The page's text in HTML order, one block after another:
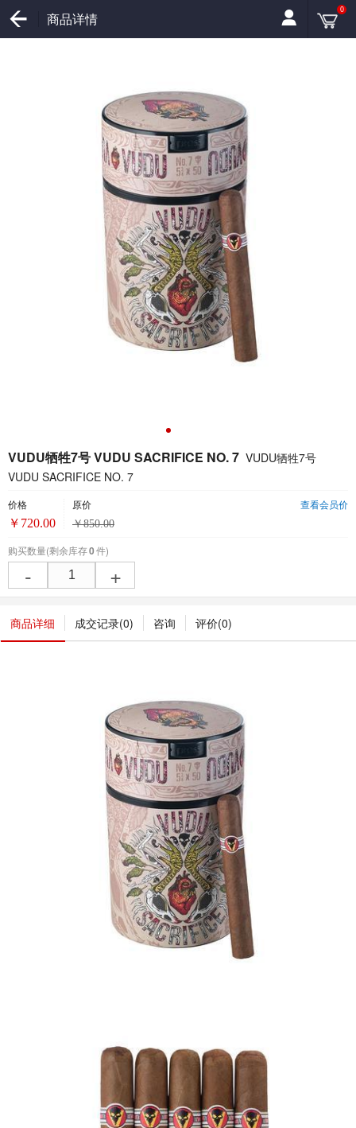
商品详情
0
VUDU牺牲7号 VUDU SACRIFICE NO. 7 VUDU牺牲7号
VUDU SACRIFICE NO. 7
查看会员价
价格
￥ 720.00
原价
￥850.00
购买数量(剩余库存0件)
- +
商品详细 成交记录(0) 咨询 评价(0)